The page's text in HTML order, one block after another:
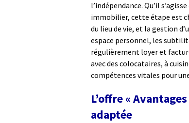
l’indépendance. Qu’il
immobilier, cette étape est
du lieu de vie, et la gestion
espace personnel, les
régulièrement loyer et
avec des colocataires, à
compétences vitales pour
L’offre «
adaptée